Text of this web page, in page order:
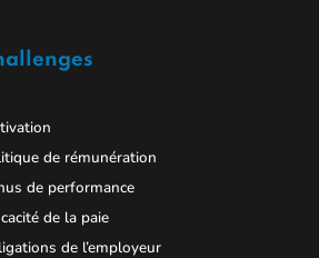
de rémunération
de performance
de la paie
de l’employeur